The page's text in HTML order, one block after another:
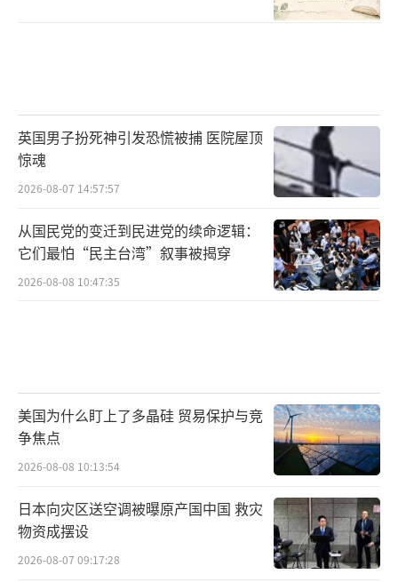
英国男子扮死神引发恐慌被捕 医院屋顶
惊魂
2026-08-07 14:57:57
从国民党的变迁到民进党的续命逻辑：
它们最怕“民主台湾”叙事被揭穿
2026-08-08 10:47:35
美国为什么盯上了多晶硅 贸易保护与竞
争焦点
2026-08-08 10:13:54
日本向灾区送空调被曝原产国中国 救灾
物资成摆设
2026-08-07 09:17:28